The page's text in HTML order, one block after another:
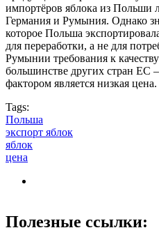
импортёров яблока из Польши
Германия и Румыния. Однако
которое Польша
для переработки, а не для
Румынии требования к
большинстве других стран ЕС
фактором является низкая цена.
Tags:
Польша
экспорт яблок
яблок
цена
Полезные ссылки: